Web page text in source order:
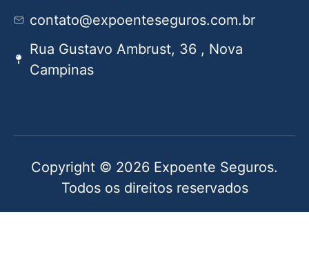
contato@expoenteseguros.com.br
Rua Gustavo Ambrust, 36 , Nova
Campinas
Copyright © 2026 Expoente Seguros.
Todos os direitos reservados